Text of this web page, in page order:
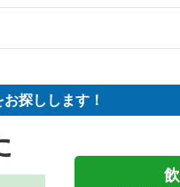
探しします！